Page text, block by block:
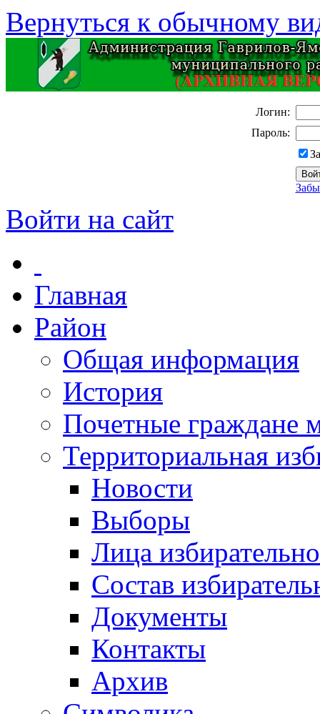
Вернуться к обычному
Логин:
Пароль:
Войти на сайт
Главная
Район
Общая информация
История
Почетные граждане
Территориальная
Новости
Выборы
Лица
Состав
Документы
Контакты
Архив